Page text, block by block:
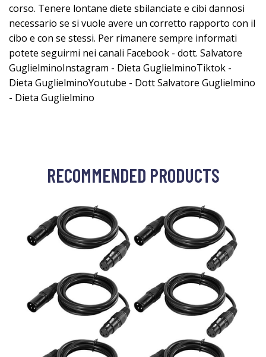
corso. Tenere lontane diete sbilanciate e cibi dannosi
necessario se si vuole avere un corretto rapporto con il
cibo e con se stessi. Per rimanere sempre informati
potete seguirmi nei canali Facebook - dott. Salvatore
GuglielminoInstagram - Dieta GuglielminoTiktok -
Dieta GuglielminoYoutube - Dott Salvatore Guglielmino
- Dieta Guglielmino
RECOMMENDED PRODUCTS